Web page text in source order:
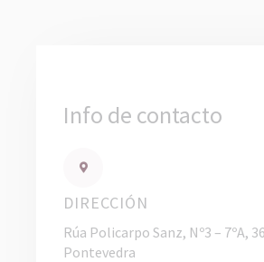
Info de contacto
DIRECCIÓN
Rúa Policarpo Sanz, Nº3 – 7ºA,
Pontevedra